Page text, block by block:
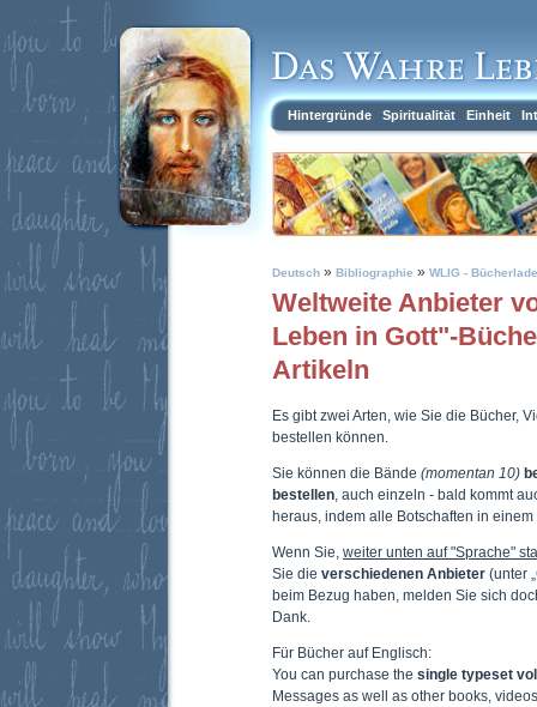
Hintergründe Spiritualität Einheit
Deutsch » Bibliographie » WLIG -
Weltweite Anbieter
Leben in Gott"-
Artikeln
Es gibt zwei Arten, wie Sie die Bücher,
bestellen können.
Sie können die Bände (momentan 10)
bestellen , auch einzeln - bald kommt
heraus, indem alle Botschaften in
Wenn Sie, weiter unten auf "Sprache"
Sie die verschiedenen Anbieter (unter
beim Bezug haben, melden Sie sich
Dank.
Für Bücher auf Englisch:
You can purchase the single typeset
Messages as well as other books,